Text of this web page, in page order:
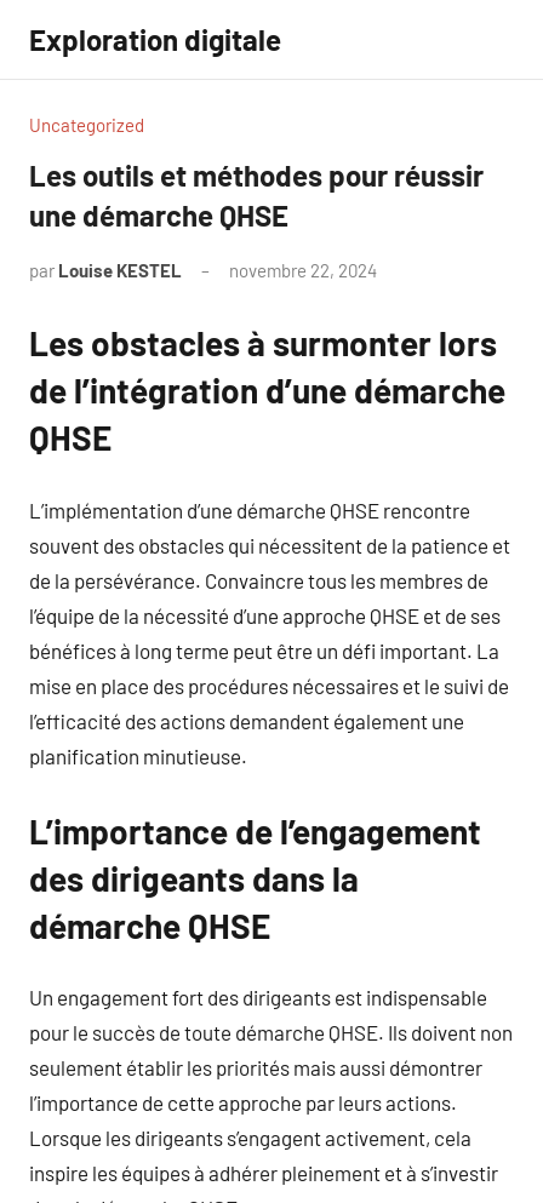
contenu
Exploration digitale
Uncategorized
Les outils et méthodes pour réussir
une démarche QHSE
par Louise KESTEL novembre 22, 2024
Les obstacles à surmonter lors
de l’intégration d’une démarche
QHSE
L’implémentation d’une démarche QHSE rencontre
souvent des obstacles qui nécessitent de la patience et
de la persévérance. Convaincre tous les membres de
l’équipe de la nécessité d’une approche QHSE et de ses
bénéfices à long terme peut être un défi important. La
mise en place des procédures nécessaires et le suivi de
l’efficacité des actions demandent également une
planification minutieuse.
L’importance de l’engagement
des dirigeants dans la
démarche QHSE
Un engagement fort des dirigeants est indispensable
pour le succès de toute démarche QHSE. Ils doivent non
seulement établir les priorités mais aussi démontrer
l’importance de cette approche par leurs actions.
Lorsque les dirigeants s’engagent activement, cela
inspire les équipes à adhérer pleinement et à s’investir